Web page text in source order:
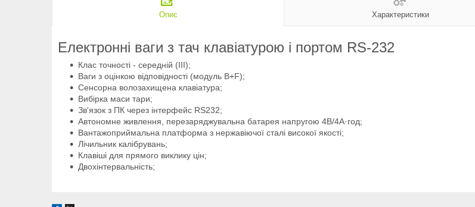
Опис Характеристики
Електронні ваги з тач клавіатурою і портом RS-232
Клас точності - середній (III);
Ваги з оцінкою відповідності (модуль B+F);
Сенсорна волозахищена клавіатура;
Вибірка маси тари;
Зв'язок з ПК через інтерфейс RS232;
Автономне живлення, перезаряджувальна батарея напругою 4В/4А·год;
Вантажоприймальна платформа з нержавіючої сталі високої якості;
Лічильник калібрувань;
Клавіші для прямого виклику цін;
Двохінтервальність;